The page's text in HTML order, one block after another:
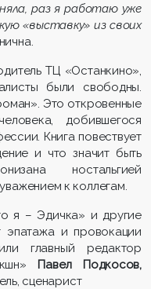
раз я работаю уже
«выставку» из своих
ТЦ «Останкино»,
были свободны.
Это откровенные
добившегося
Книга повествует
и что значит быть
ностальгией
к коллегам.
я – Эдичка» и другие
и провокации
главный редактор
Павел Подкосов,
сценарист